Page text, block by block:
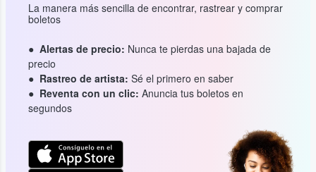
La manera más sencilla de encontrar, rastrear y comprar
boletos
Alertas de precio: Nunca te pierdas una bajada de
precio
Rastreo de artista: Sé el primero en saber
Reventa con un clic: Anuncia tus boletos en
segundos